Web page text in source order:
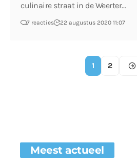
culinaire straat in de Weerter…
7 reacties 22 augustus 2020 11:07
1 2
Meest actueel